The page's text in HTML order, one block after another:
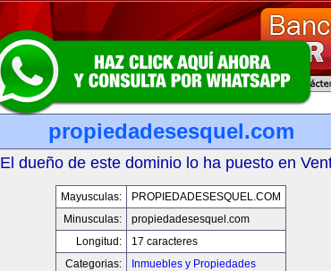
propiedadesesquel.com
El dueño de este dominio lo ha puesto en
Mayusculas:
PROPIEDADESESQUEL.COM
Minusculas:
propiedadesesquel.com
Longitud:
17 caracteres
Categorias:
Inmuebles y Propiedades